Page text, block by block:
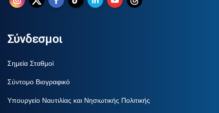
Σύνδεσμοι
Σημεία Σταθμοί
Σύντομο Βιογραφικό
Υπουργείο Ναυτιλίας και Νησιωτικής Πολιτικής